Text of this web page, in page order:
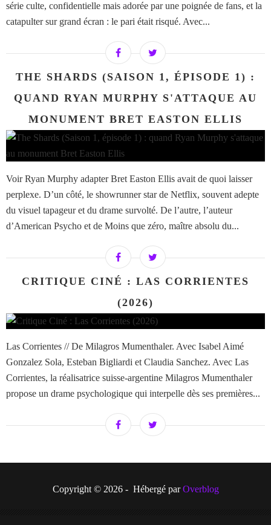
série culte, confidentielle mais adorée par une poignée de fans, et la
catapulter sur grand écran : le pari était risqué. Avec...
THE SHARDS (SAISON 1, ÉPISODE 1) :
QUAND RYAN MURPHY S'ATTAQUE AU
MONUMENT BRET EASTON ELLIS
Voir Ryan Murphy adapter Bret Easton Ellis avait de quoi laisser
perplexe. D’un côté, le showrunner star de Netflix, souvent adepte
du visuel tapageur et du drame survolté. De l’autre, l’auteur
d’American Psycho et de Moins que zéro, maître absolu du...
CRITIQUE CINÉ : LAS CORRIENTES
(2026)
Las Corrientes // De Milagros Mumenthaler. Avec Isabel Aimé
Gonzalez Sola, Esteban Bigliardi et Claudia Sanchez. Avec Las
Corrientes, la réalisatrice suisse-argentine Milagros Mumenthaler
propose un drame psychologique qui interpelle dès ses premières...
Copyright © 2026 - Hébergé parOverblog